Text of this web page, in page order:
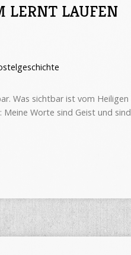
LERNT LAUFEN
Was sichtbar ist vom Heiligen
Meine Worte sind Geist und sind